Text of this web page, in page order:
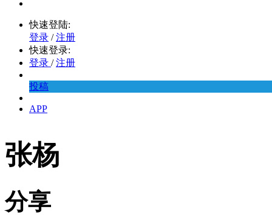
快速登陆:
登录 / 注册
快速登录:
登录 / 注册
投稿
APP
张杨
分享